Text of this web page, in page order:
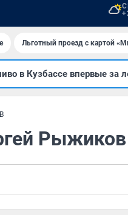
Льготный проезд с картой
в Кузбассе впервые за
Рыжиков